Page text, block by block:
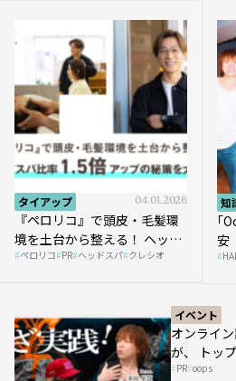
タイアップ 04.01.2026
『ペロリコ』で頭皮・毛髪環
境を土台から整える！ ヘッド
スパ比率1.5倍アップの秘策を
ペロリコ PR ヘッドスパ クレシオ
知
｢
安
み
イベント
オンライ
が、 トッ
HAIRCAMP
PR oops